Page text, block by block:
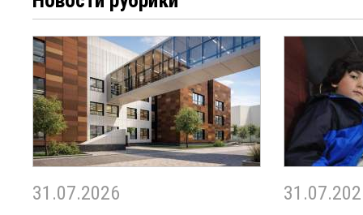
31.07.2026